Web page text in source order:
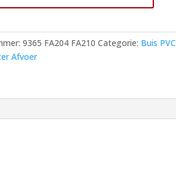
9365 FA204 FA210 Categorie: Buis PVC
Afvoer